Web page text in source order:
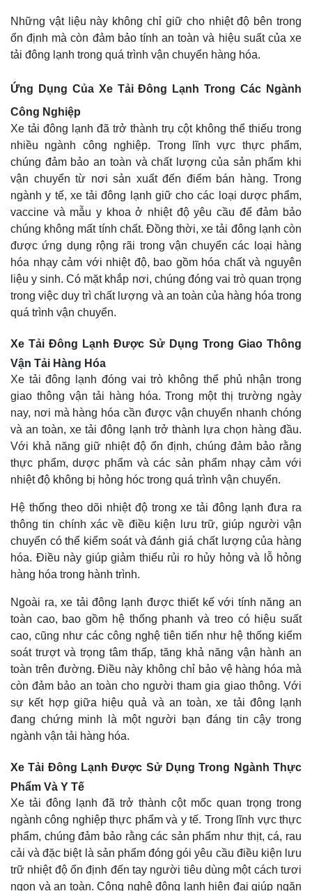
Những vật liệu này không chỉ giữ cho nhiệt độ bên trong
ổn định mà còn đảm bảo tính an toàn và hiệu suất của xe
tải đông lạnh trong quá trình vận chuyển hàng hóa.
Ứng Dụng Của Xe Tải Đông Lạnh Trong Các Ngành
Công Nghiệp
Xe tải đông lạnh đã trở thành trụ cột không thể thiếu trong
nhiều ngành công nghiệp. Trong lĩnh vực thực phẩm,
chúng đảm bảo an toàn và chất lượng của sản phẩm khi
vận chuyển từ nơi sản xuất đến điểm bán hàng. Trong
ngành y tế, xe tải đông lạnh giữ cho các loại dược phẩm,
vaccine và mẫu y khoa ở nhiệt độ yêu cầu để đảm bảo
chúng không mất tính chất. Đồng thời, xe tải đông lạnh còn
được ứng dụng rộng rãi trong vận chuyển các loại hàng
hóa nhạy cảm với nhiệt độ, bao gồm hóa chất và nguyên
liệu y sinh. Có mặt khắp nơi, chúng đóng vai trò quan trọng
trong việc duy trì chất lượng và an toàn của hàng hóa trong
quá trình vận chuyển.
Xe Tải Đông Lạnh Được Sử Dụng Trong Giao Thông
Vận Tải Hàng Hóa
Xe tải đông lạnh đóng vai trò không thể phủ nhận trong
giao thông vận tải hàng hóa. Trong một thị trường ngày
nay, nơi mà hàng hóa cần được vận chuyển nhanh chóng
và an toàn, xe tải đông lạnh trở thành lựa chọn hàng đầu.
Với khả năng giữ nhiệt độ ổn định, chúng đảm bảo rằng
thực phẩm, dược phẩm và các sản phẩm nhạy cảm với
nhiệt độ không bị hỏng hóc trong quá trình vận chuyển.
Hệ thống theo dõi nhiệt độ trong xe tải đông lạnh đưa ra
thông tin chính xác về điều kiện lưu trữ, giúp người vận
chuyển có thể kiểm soát và đánh giá chất lượng của hàng
hóa. Điều này giúp giảm thiểu rủi ro hủy hỏng và lỗ hỏng
hàng hóa trong hành trình.
Ngoài ra, xe tải đông lạnh được thiết kế với tính năng an
toàn cao, bao gồm hệ thống phanh và treo có hiệu suất
cao, cũng như các công nghệ tiên tiến như hệ thống kiểm
soát trượt và trọng tâm thấp, tăng khả năng vận hành an
toàn trên đường. Điều này không chỉ bảo vệ hàng hóa mà
còn đảm bảo an toàn cho người tham gia giao thông. Với
sự kết hợp giữa hiệu quả và an toàn, xe tải đông lạnh
đang chứng minh là một người bạn đáng tin cậy trong
ngành vận tải hàng hóa.
Xe Tải Đông Lạnh Được Sử Dụng Trong Ngành Thực
Phẩm Và Y Tế
Xe tải đông lạnh đã trở thành cột mốc quan trọng trong
ngành công nghiệp thực phẩm và y tế. Trong lĩnh vực thực
phẩm, chúng đảm bảo rằng các sản phẩm như thịt, cá, rau
cải và đặc biệt là sản phẩm đóng gói yêu cầu điều kiện lưu
trữ nhiệt độ ổn định đến tay người tiêu dùng một cách tươi
ngon và an toàn. Công nghệ đông lạnh hiện đại giúp ngăn